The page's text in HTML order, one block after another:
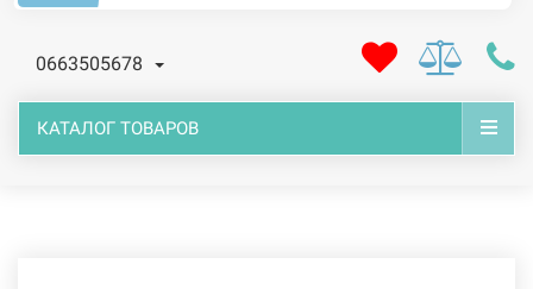
0663505678
КАТАЛОГ ТОВАРОВ